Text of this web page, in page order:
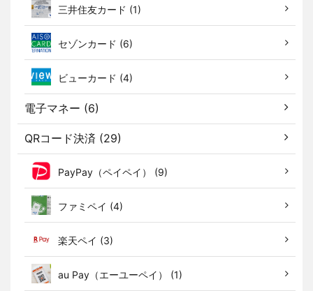
三井住友カード (1)
セゾンカード (6)
ビューカード (4)
電子マネー (6)
QRコード決済 (29)
PayPay（ペイペイ） (9)
ファミペイ (4)
楽天ペイ (3)
au Pay（エーユーペイ） (1)